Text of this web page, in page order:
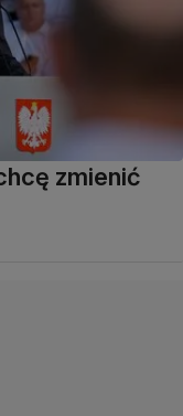
zmienić